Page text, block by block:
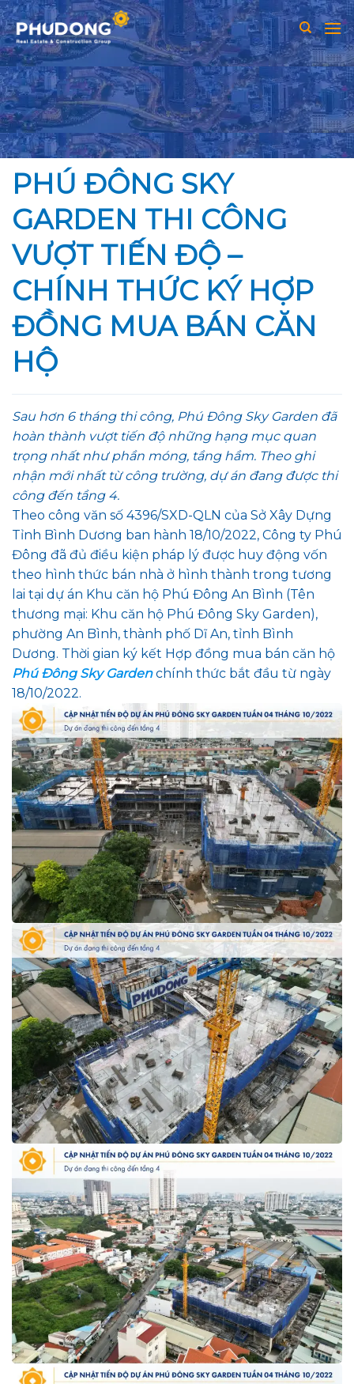
Skip
to
content
PHÚ ĐÔNG SKY
GARDEN THI CÔNG
VƯỢT TIẾN ĐỘ –
CHÍNH THỨC KÝ HỢP
ĐỒNG MUA BÁN CĂN
HỘ
Sau hơn 6 tháng thi công, Phú Đông Sky Garden đã
hoàn thành vượt tiến độ những hạng mục quan
trọng nhất như phần móng, tầng hầm. Theo ghi
nhận mới nhất từ công trường, dự án đang được thi
công đến tầng 4.
Theo công văn số 4396/SXD-QLN của Sở Xây Dựng
Tỉnh Bình Dương ban hành 18/10/2022, Công ty Phú
Đông đã đủ điều kiện pháp lý được huy động vốn
theo hình thức bán nhà ở hình thành trong tương
lai tại dự án Khu căn hộ Phú Đông An Bình (Tên
thương mại: Khu căn hộ Phú Đông Sky Garden),
phường An Bình, thành phố Dĩ An, tỉnh Bình
Dương. Thời gian ký kết Hợp đồng mua bán căn hộ
Phú Đông Sky Gardenchính thức bắt đầu từ ngày
18/10/2022.